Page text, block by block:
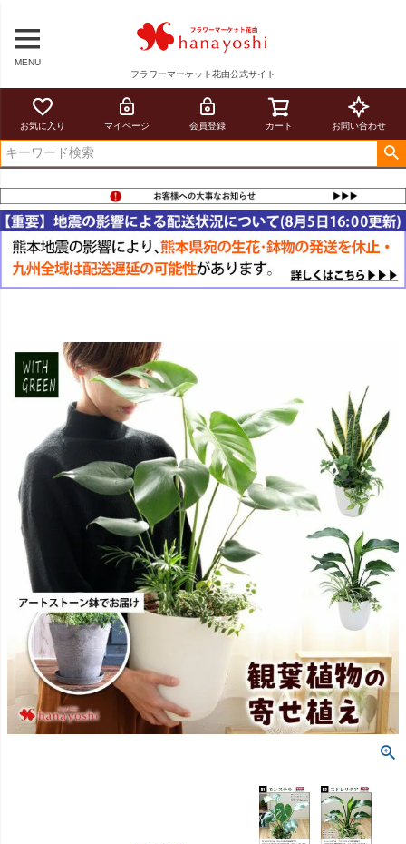
MENU
フラワーマーケット花由公式サイト
お気に入り マイページ 会員登録 カート お問い合わせ